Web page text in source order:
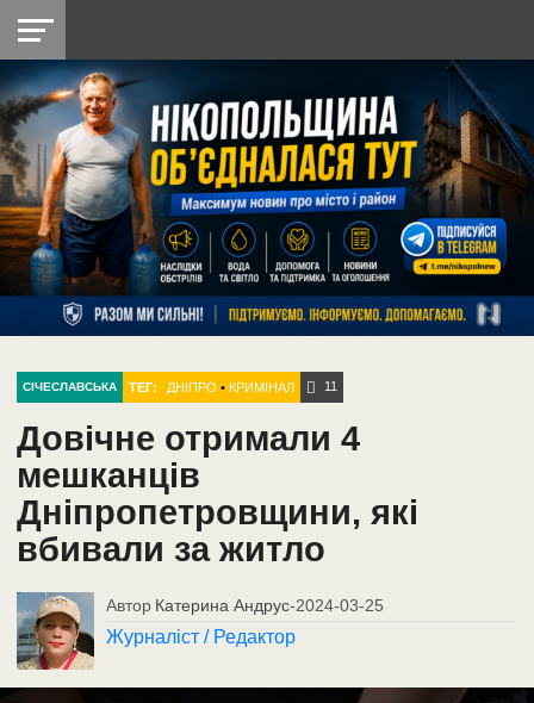
НІКОПОЛЬ
РАЙОН
СІЧЕСЛАВСЬКА
УКРАЇНА
РЕТРО
НІКОПОЛЬ
ЛАЙТ
УКРАЇНА
ДОПОМОГА
РАДІО
СІЧЕСЛАВСЬКА ТЕГ: ДНІПРО •КРИМІНАЛ 11
Довічне отримали 4
мешканців
Дніпропетровщини, які
вбивали за житло
Автор Катерина Андрус-2024-03-25
Журналіст / Редактор